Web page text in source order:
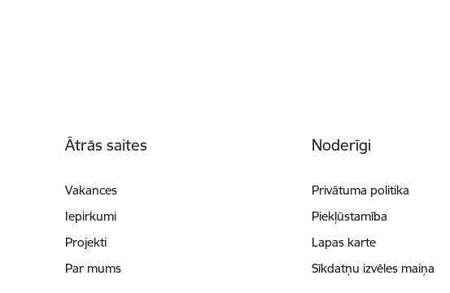
Ātrās saites
Vakances
Iepirkumi
Projekti
Par mums
Noderīgi
Privātuma politika
Piekļūstamība
Lapas karte
Sīkdatņu izvēles maiņa